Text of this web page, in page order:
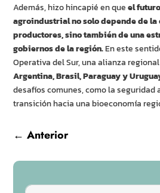
Además, hizo hincapié en queel
agroindustrial no solo depende de
productores, sino también de una
gobiernos de la región.En este
Operativa del Sur, una alianza
Argentina, Brasil, Paraguay y
desafíos comunes, como la seguridad
transición hacia una bioeconomía
←Anterior